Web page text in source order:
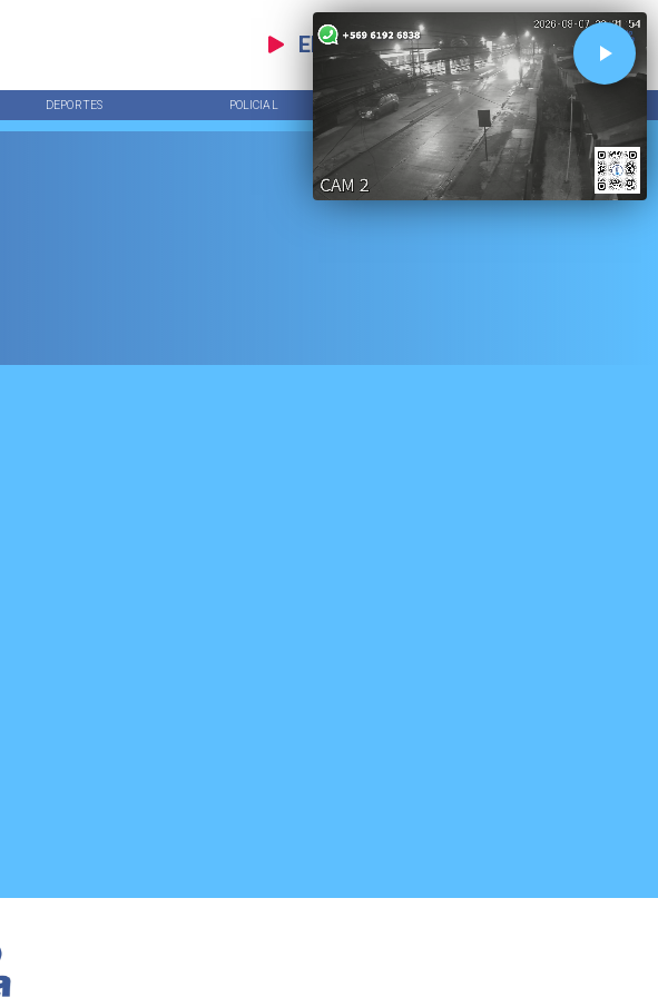
EN VIVO
DEPORTES POLICIAL TENDENCIAS